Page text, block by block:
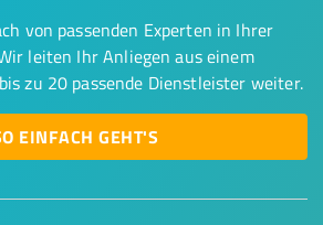
von passenden Experten in Ihrer
leiten Ihr Anliegen aus einem
zu 20 passende Dienstleister weiter.
EINFACH GEHT'S